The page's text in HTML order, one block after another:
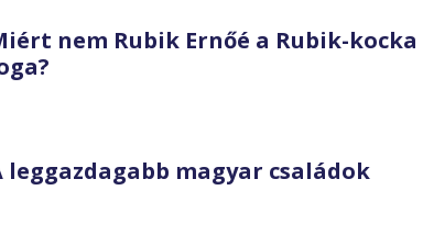
nem Rubik Ernőé a Rubik-kocka
leggazdagabb magyar családok